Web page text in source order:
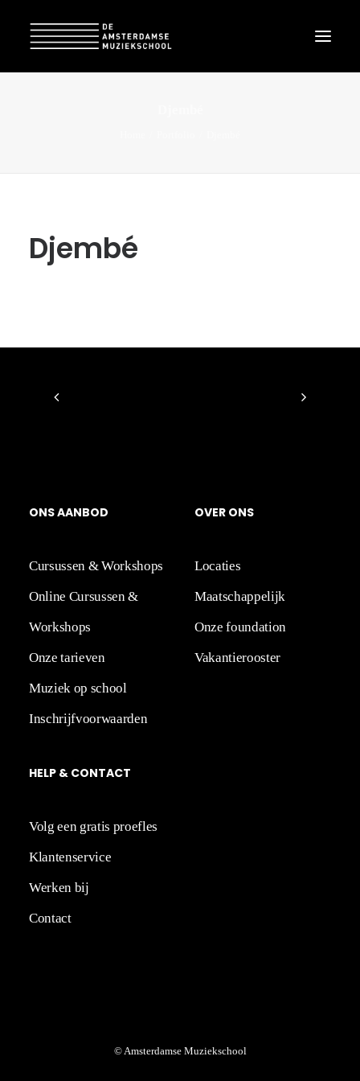
Djembé
ONSAANBOD
Cursussen & Workshops
Online Cursussen &
Workshops
Onze tarieven
Muziek op school
Inschrijfvoorwaarden
OVER ONS
Locaties
Maatschappelijk
Onze foundation
Vakantierooster
HELP & CONTACT
Volg een gratis proefles
Klantenservice
Werken bij
Contact
© Amsterdamse Muziekschool